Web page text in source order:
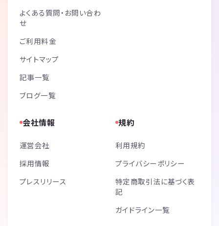
よくある質問・お問い合わ
せ
ご利用料金
サイトマップ
記事一覧
ブログ一覧
会社情報
運営会社
採用情報
プレスリリース
規約
利用規約
プライバシーポリシー
特定商取引法に基づく表
記
ガイドライン一覧